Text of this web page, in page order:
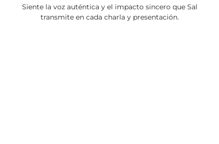
Siente la voz auténtica y el impacto sincero que Sal
transmite en cada charla y presentación.